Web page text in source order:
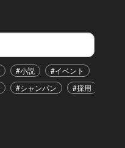
#小説 #イベント
#シャンパン #採用